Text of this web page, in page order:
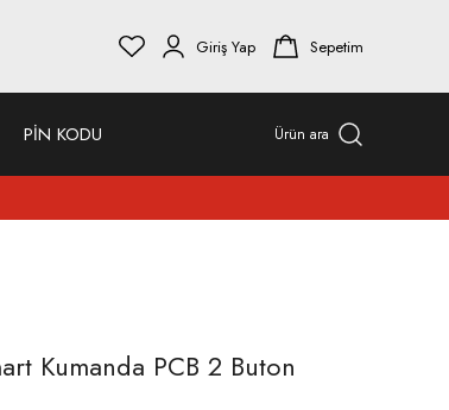
Giriş Yap Sepetim
PİN KODU Ürün ara
Kumanda PCB 2 Buton